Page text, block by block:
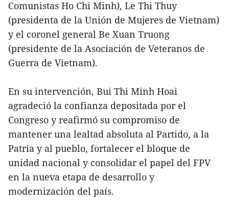
Comunistas Ho Chi Minh), Le Thi Thuy
(presidenta de la Unión de Mujeres de Vietnam)
y el coronel general Be Xuan Truong
(presidente de la Asociación de Veteranos de
Guerra de Vietnam).
En su intervención, Bui Thi Minh Hoai
agradeció la confianza depositada por el
Congreso y reafirmó su compromiso de
mantener una lealtad absoluta al Partido, a la
Patria y al pueblo, fortalecer el bloque de
unidad nacional y consolidar el papel del FPV
en la nueva etapa de desarrollo y
modernización del país.